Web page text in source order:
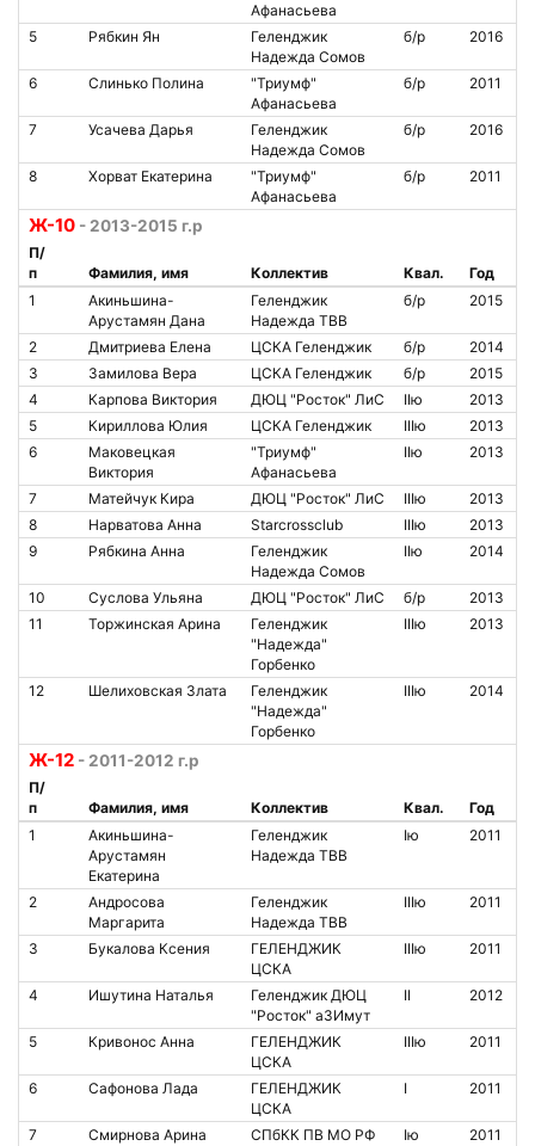
Афанасьева
5 Рябкин Ян
Геленджик
Надежда Сомов
б/р 2016
6 Слинько Полина
"Триумф"
Афанасьева
б/р 2011
7 Усачева Дарья
Геленджик
Надежда Сомов
б/р 2016
8 Хорват Екатерина
"Триумф"
Афанасьева
б/р 2011
Ж-10 - 2013-2015 г.р
П/
п
Фамилия, имя Коллектив Квал.
Год
1
Акиньшина-
Арустамян Дана
Геленджик
Надежда ТВВ
б/р 2015
2 Дмитриева Елена ЦСКА Геленджик б/р
2014
3
Замилова Вера ЦСКА Геленджик б/р
2015
4
Карпова Виктория ДЮЦ "Росток" ЛиС IIю
2013
5
Кириллова Юлия ЦСКА Геленджик IIIю
2013
6
Маковецкая
Виктория
"Триумф"
Афанасьева
IIю 2013
7 Матейчук Кира ДЮЦ "Росток" ЛиС IIIю
2013
8
Нарватова Анна Starcrossclub IIIю
2013
9
Рябкина Анна
Геленджик
Надежда Сомов
IIю 2014
10 Суслова Ульяна ДЮЦ "Росток" ЛиС б/р
2013
11
Торжинская Арина
Геленджик
"Надежда"
Горбенко
IIIю 2013
12 Шелиховская Злата
Геленджик
"Надежда"
Горбенко
IIIю 2014
Ж-12 - 2011-2012 г.р
П/
п
Фамилия, имя Коллектив Квал.
Год
1
Акиньшина-
Арустамян
Екатерина
Геленджик
Надежда ТВВ
Iю 2011
2
Андросова
Маргарита
Геленджик
Надежда ТВВ
IIIю 2011
3 Букалова Ксения
ГЕЛЕНДЖИК
ЦСКА
IIIю 2011
4 Ишутина Наталья
Геленджик ДЮЦ
"Росток" аЗИмут
II 2012
5 Кривонос Анна
ГЕЛЕНДЖИК
ЦСКА
IIIю 2011
6 Сафонова Лада
ГЕЛЕНДЖИК
ЦСКА
I 2011
7 Смирнова Арина СПбКК ПВ МО РФ Iю
2011